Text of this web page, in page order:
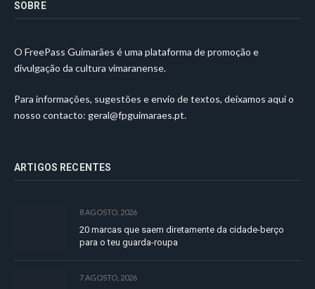
SOBRE
O FreePass Guimarães é uma plataforma de promoção e
divulgação da cultura vimaranense.
Para informações, sugestões e envio de textos, deixamos aqui o
nosso contacto: geral@fpguimaraes.pt.
ARTIGOS RECENTES
8 AGOSTO, 2026
20 marcas que saem diretamente da cidade-berço
para o teu guarda-roupa
7 AGOSTO, 2026